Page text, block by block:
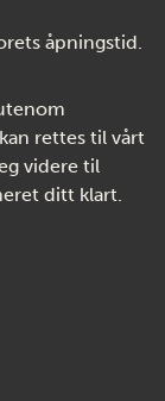
åpningstid.
rettes til vårt
videre til
ditt klart.